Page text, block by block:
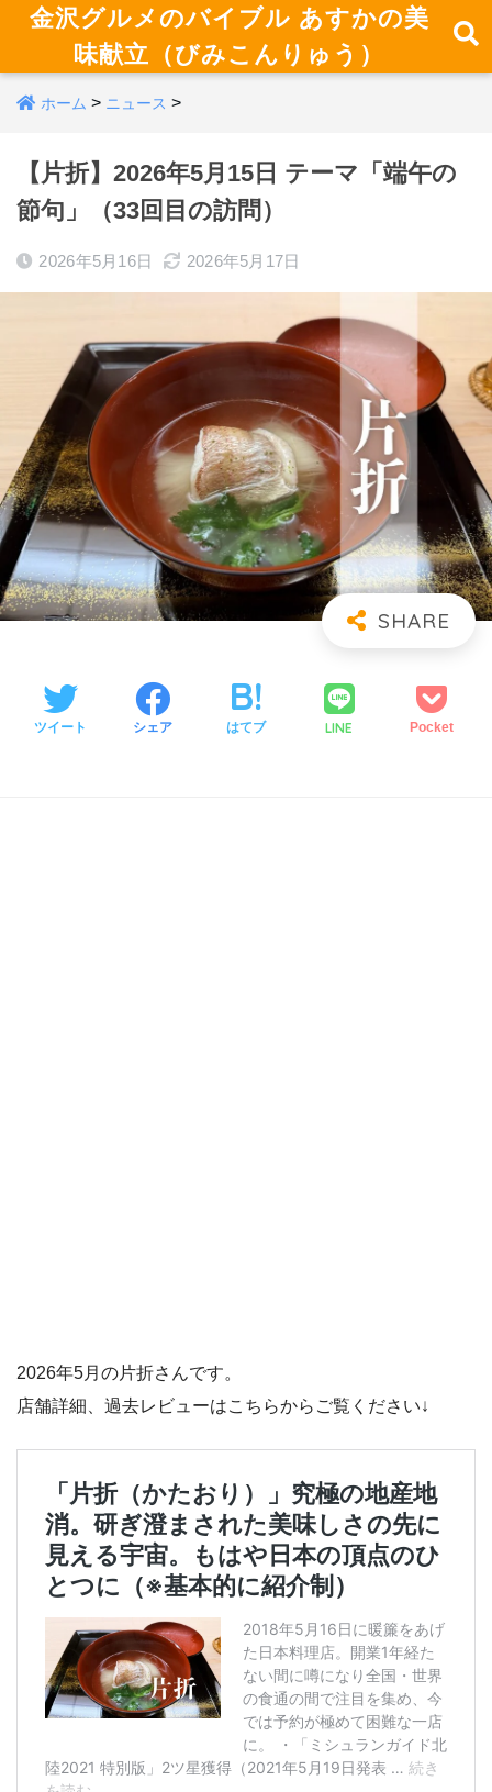
金沢グルメのバイブル あすかの美
味献立（びみこんりゅう）
ホーム > ニュース >
【片折】2026年5月15日 テーマ「端午の
節句」（33回目の訪問）
2026年5月16日 2026年5月17日
ツイート シェア はてブ LINE Pocket
2026年5月の片折さんです。
店舗詳細、過去レビューはこちらからご覧ください↓